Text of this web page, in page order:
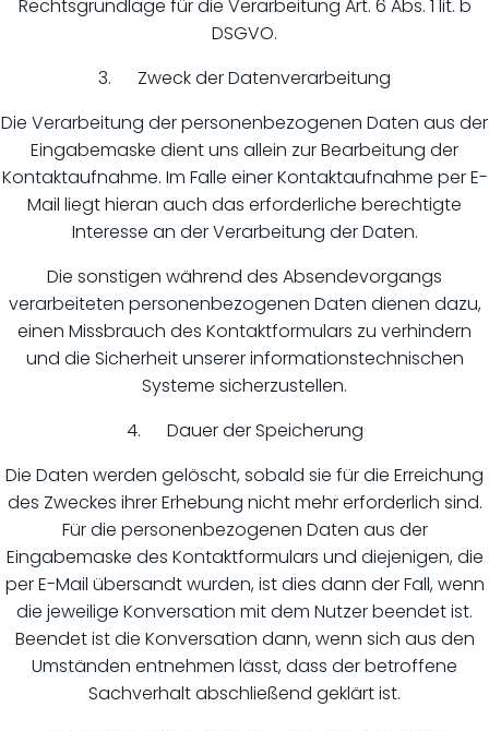
Rechtsgrundlage für die Verarbeitung Art. 6 Abs. 1 lit. b
DSGVO.
3. Zweck der Datenverarbeitung
Die Verarbeitung der personenbezogenen Daten aus der
Eingabemaske dient uns allein zur Bearbeitung der
Kontaktaufnahme. Im Falle einer Kontaktaufnahme per E-
Mail liegt hieran auch das erforderliche berechtigte
Interesse an der Verarbeitung der Daten.
Die sonstigen während des Absendevorgangs
verarbeiteten personenbezogenen Daten dienen dazu,
einen Missbrauch des Kontaktformulars zu verhindern
und die Sicherheit unserer informationstechnischen
Systeme sicherzustellen.
4. Dauer der Speicherung
Die Daten werden gelöscht, sobald sie für die Erreichung
des Zweckes ihrer Erhebung nicht mehr erforderlich sind.
Für die personenbezogenen Daten aus der
Eingabemaske des Kontaktformulars und diejenigen, die
per E-Mail übersandt wurden, ist dies dann der Fall, wenn
die jeweilige Konversation mit dem Nutzer beendet ist.
Beendet ist die Konversation dann, wenn sich aus den
Umständen entnehmen lässt, dass der betroffene
Sachverhalt abschließend geklärt ist.